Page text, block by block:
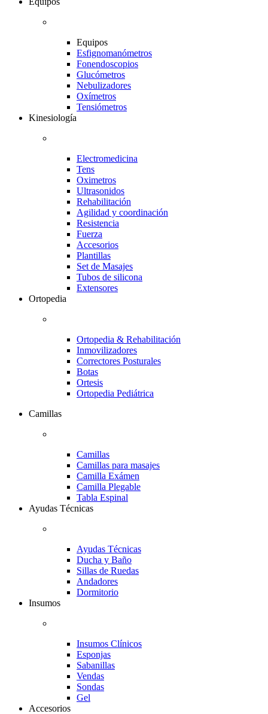
Equipos
Esfignomanómetros
Fonendoscopios
Glucómetros
Nebulizadores
Oxímetros
Tensiómetros
Kinesiología
Electromedicina
Tens
Oximetros
Ultrasonidos
Rehabilitación
Agilidad y coordinación
Resistencia
Fuerza
Accesorios
Plantillas
Set de Masajes
Tubos de silicona
Extensores
Ortopedia
Ortopedia & Rehabilitación
Inmovilizadores
Correctores Posturales
Botas
Ortesis
Ortopedia Pediátrica
Camillas
Camillas
Camillas para masajes
Camilla Exámen
Camilla Plegable
Tabla Espinal
Ayudas Técnicas
Ayudas Técnicas
Ducha y Baño
Sillas de Ruedas
Andadores
Dormitorio
Insumos
Insumos Clínicos
Esponjas
Sabanillas
Vendas
Sondas
Gel
Accesorios